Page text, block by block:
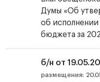
Думы «Об
об
бюджета за
б/н от
размещения: